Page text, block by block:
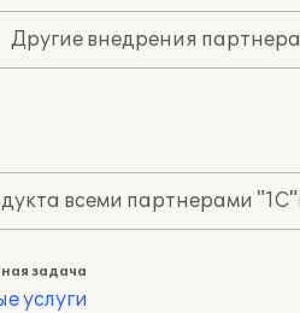
Другие внедрения партнера
всеми партнерами "1С"
задача
услуги